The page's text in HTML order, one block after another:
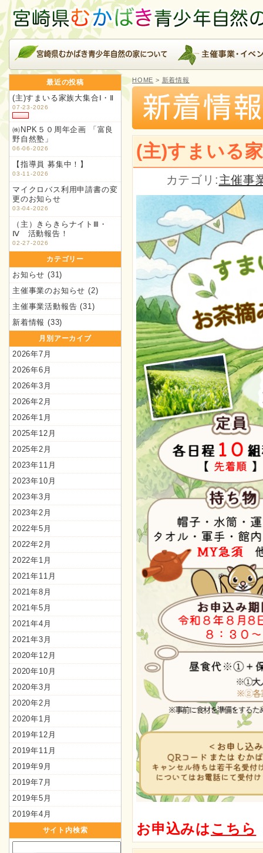
最近の投稿
(主)すまいる家族大集合Ⅰ・Ⅱ
07-23-2026
㈱NPK５０周年企画 「富良
野自然塾」
06-06-2026
【指導員 募集中！】
03-11-2026
マイクロバス利用申請書の変
更のお知らせ
03-04-2026
（主）きらきらナイトⅢ・
Ⅳ 活動報告！
02-27-2026
カテゴリー
お知らせ (31)
主催事業のお知らせ (2)
主催事業活動報告 (31)
新着情報 (33)
月別アーカイブ
2026年7月
2026年6月
2026年3月
2026年2月
2026年1月
2025年12月
2025年2月
2023年11月
2023年10月
2023年3月
2023年2月
2022年5月
2022年2月
2022年1月
2021年11月
2021年8月
2021年5月
2021年4月
2021年3月
2020年12月
2020年10月
2020年3月
2020年2月
2020年1月
2019年12月
2019年11月
2019年9月
2019年7月
2019年5月
2019年4月
サイト内検索
HOME > 新着情報
(主)すまいる
カテゴリ:主催事
お申込みはこちら